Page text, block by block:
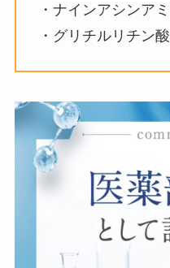
・ナインアシンア
・グリチルリチン